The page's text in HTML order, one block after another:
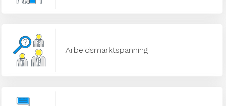
Arbeidsmarktspanning